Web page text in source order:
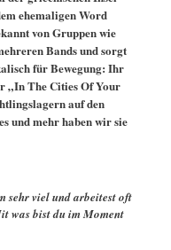
ehemaligen Word
von Gruppen wie
Bands und sorgt
für Bewegung: Ihr
„In The Cities Of Your
auf den
und mehr haben wir sie
sehr viel und arbeitest oft
was bist du im Moment